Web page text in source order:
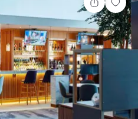
Delen